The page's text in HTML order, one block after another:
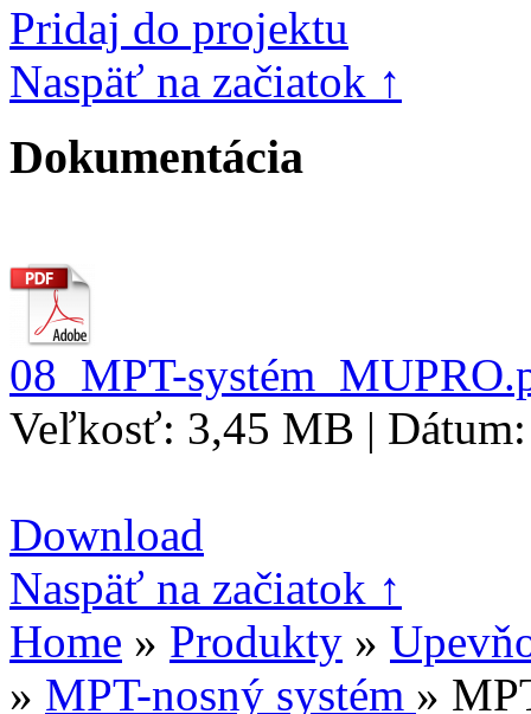
Pridaj do projektu
Naspäť na začiatok ↑
Dokumentácia
08_MPT-
Veľkosť: 3,45 MB |
Download
Naspäť na začiatok ↑
Home » Produkty »
» MPT-nosný systém »